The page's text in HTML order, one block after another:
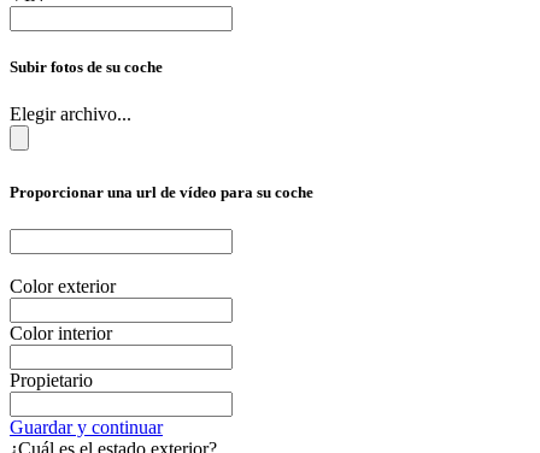
Subir fotos de su coche
Elegir archivo...
Proporcionar una url de vídeo para su coche
Color exterior
Color interior
Propietario
Guardar y continuar
¿Cuál es el estado exterior?